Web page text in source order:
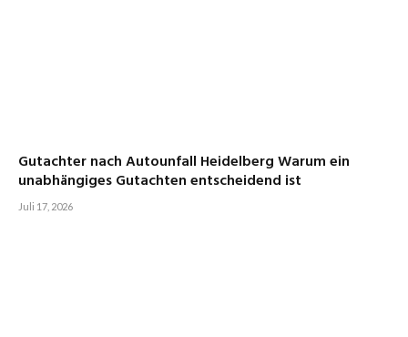
Gutachter nach Autounfall Heidelberg Warum ein
unabhängiges Gutachten entscheidend ist
Juli 17, 2026